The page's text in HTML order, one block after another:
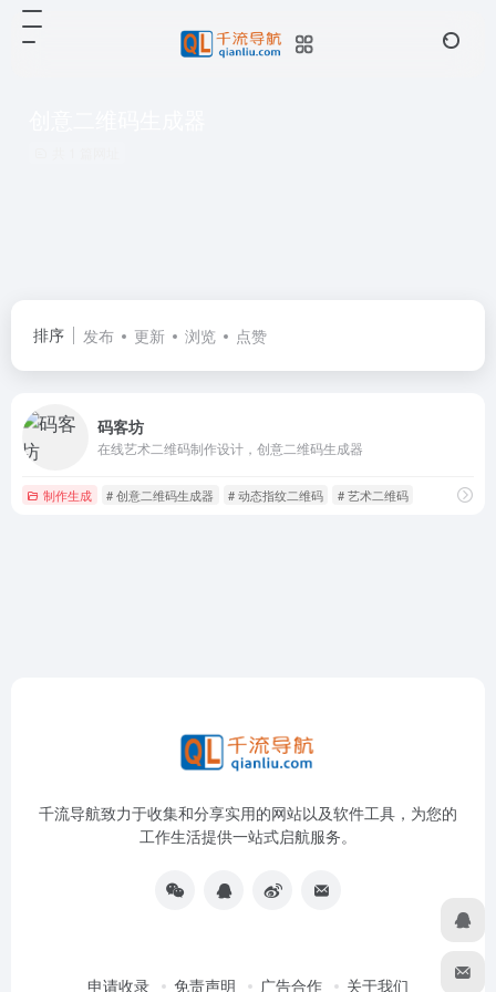
排序 发布 更新 浏览 点赞
码客坊
在线艺术二维码制作设计，创意二维码生成器
制作生成 # 创意二维码生成器 # 动态指纹二维码 # 艺术二维码
千流导航致力于收集和分享实用的网站以及软件工具，为您的
工作生活提供一站式启航服务。
申请收录 免责声明 广告合作 关于我们